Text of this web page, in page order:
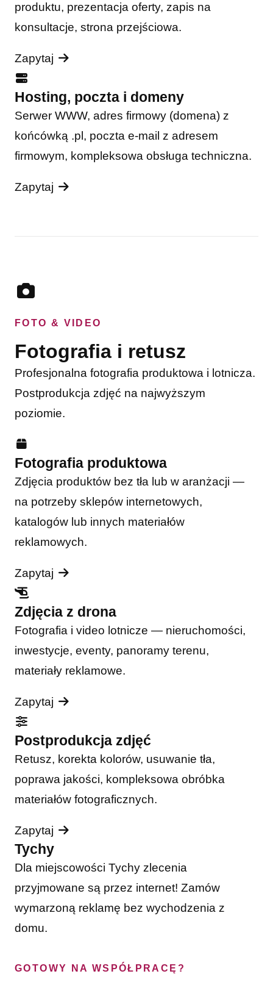
produktu, prezentacja oferty, zapis na
konsultacje, strona przejściowa.
Zapytaj
Hosting, poczta i domeny
Serwer WWW, adres firmowy (domena) z
końcówką .pl, poczta e-mail z adresem
firmowym, kompleksowa obsługa techniczna.
Zapytaj
FOTO & VIDEO
Fotografia i retusz
Profesjonalna fotografia produktowa i lotnicza.
Postprodukcja zdjęć na najwyższym
poziomie.
Fotografia produktowa
Zdjęcia produktów bez tła lub w aranżacji —
na potrzeby sklepów internetowych,
katalogów lub innych materiałów
reklamowych.
Zapytaj
Zdjęcia z drona
Fotografia i video lotnicze — nieruchomości,
inwestycje, eventy, panoramy terenu,
materiały reklamowe.
Zapytaj
Postprodukcja zdjęć
Retusz, korekta kolorów, usuwanie tła,
poprawa jakości, kompleksowa obróbka
materiałów fotograficznych.
Zapytaj
Tychy
Dla miejscowości Tychy zlecenia
przyjmowane są przez internet! Zamów
wymarzoną reklamę bez wychodzenia z
domu.
GOTOWY NA WSPÓŁPRACĘ?